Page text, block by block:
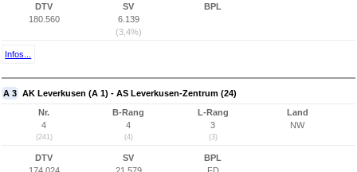
DTV
180.560
SV
6.139
(3,4%)
BPL
Infos...
A 3 AK Leverkusen (A 1) - AS Leverkusen-Zentrum (24)
Nr.
4
(241)
B-Rang
4
(4)
L-Rang
3
(3)
Land
NW
DTV
SV
BPL